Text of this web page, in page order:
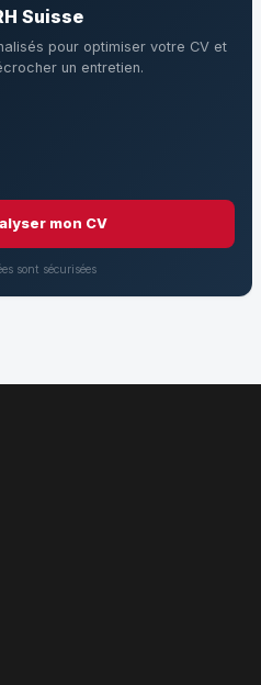
Suisse
pour optimiser votre CV et
un entretien.
mon CV
sont sécurisées